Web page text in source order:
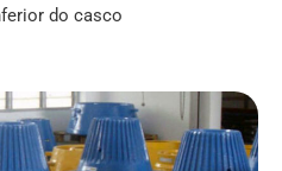
do casco